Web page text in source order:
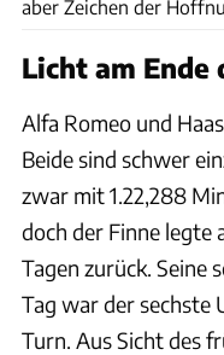
aber Zeichen der
Licht am Ende
Alfa Romeo und
Beide sind schwer
zwar mit 1.22,288
doch der Finne legte
Tagen zurück. Seine
Tag war der sechste
Turn. Aus Sicht des